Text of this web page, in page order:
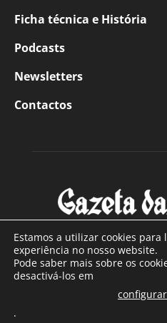
Ficha técnica e História
Podcasts
Newsletters
Contactos
Com sede nas Caldas da
Estamos a utilizar cookies
experiência no nosso website.
Pode saber mais sobre os
desactivá-los em
.